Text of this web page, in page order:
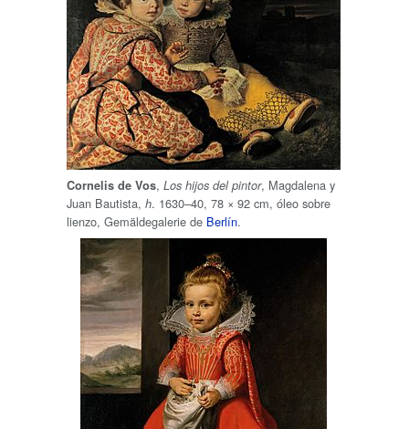
Cornelis de Vos, Los hijos del pintor, Magdalena y
Juan Bautista, h. 1630–40, 78 × 92 cm, óleo sobre
lienzo, Gemäldegalerie de Berlín.